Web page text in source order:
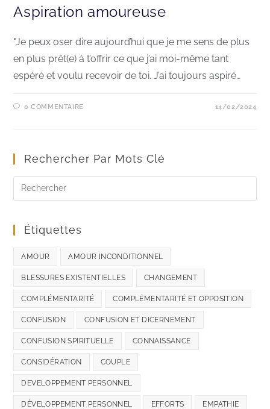
Aspiration amoureuse
"Je peux oser dire aujourd’hui que je me sens de plus
en plus prêt(e) à t’offrir ce que j’ai moi-même tant
espéré et voulu recevoir de toi. J’ai toujours aspiré…
0 COMMENTAIRE 14/02/2024
Rechercher Par Mots Clé
Étiquettes
AMOUR AMOUR INCONDITIONNEL
BLESSURES EXISTENTIELLES CHANGEMENT
COMPLÉMENTARITÉ COMPLÉMENTARITÉ ET OPPOSITION
CONFUSION CONFUSION ET DICERNEMENT
CONFUSION SPIRITUELLE CONNAISSANCE
CONSIDÉRATION COUPLE
DEVELOPPEMENT PERSONNEL
DÉVELOPPEMENT PERSONNEL EFFORTS EMPATHIE